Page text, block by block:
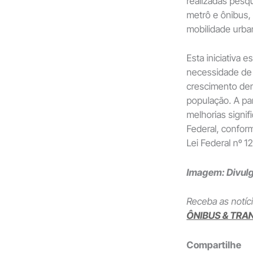
metrô e
mobilidade
Esta iniciativa
necessidade
crescimento
população. A
melhorias
Federal,
Lei Federal nº
Imagem:
Receba as
ÔNIBUS &
Compartilhe